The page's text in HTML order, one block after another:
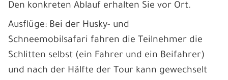
Den konkreten Ablauf erhalten Sie vor Ort.
Ausflüge: Bei der Husky- und
Schneemobilsafari fahren die Teilnehmer die
Schlitten selbst (ein Fahrer und ein Beifahrer)
und nach der Hälfte der Tour kann gewechselt